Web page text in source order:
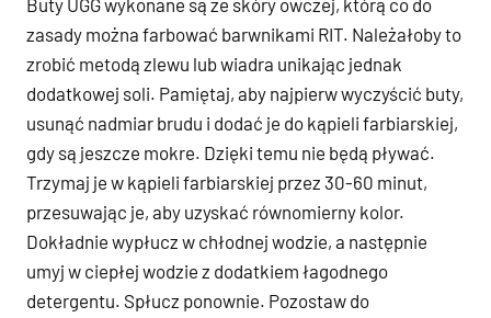
Buty UGG wykonane są ze skóry owczej, którą co do
zasady można farbować barwnikami RIT. Należałoby to
zrobić metodą zlewu lub wiadra unikając jednak
dodatkowej soli. Pamiętaj, aby najpierw wyczyścić buty,
usunąć nadmiar brudu i dodać je do kąpieli farbiarskiej,
gdy są jeszcze mokre. Dzięki temu nie będą pływać.
Trzymaj je w kąpieli farbiarskiej przez 30-60 minut,
przesuwając je, aby uzyskać równomierny kolor.
Dokładnie wypłucz w chłodnej wodzie, a następnie
umyj w ciepłej wodzie z dodatkiem łagodnego
detergentu. Spłucz ponownie. Pozostaw do